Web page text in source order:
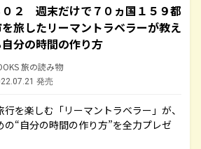
０２ 週末だけで７０ヵ国１５９都
旅したリーマントラベラーが教え
分の時間の作り方
旅の読み物
発売
を楽しむ「リーマントラベラー」が、
“自分の時間の作り方”を全力プレゼ